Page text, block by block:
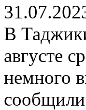
В
августе
немного